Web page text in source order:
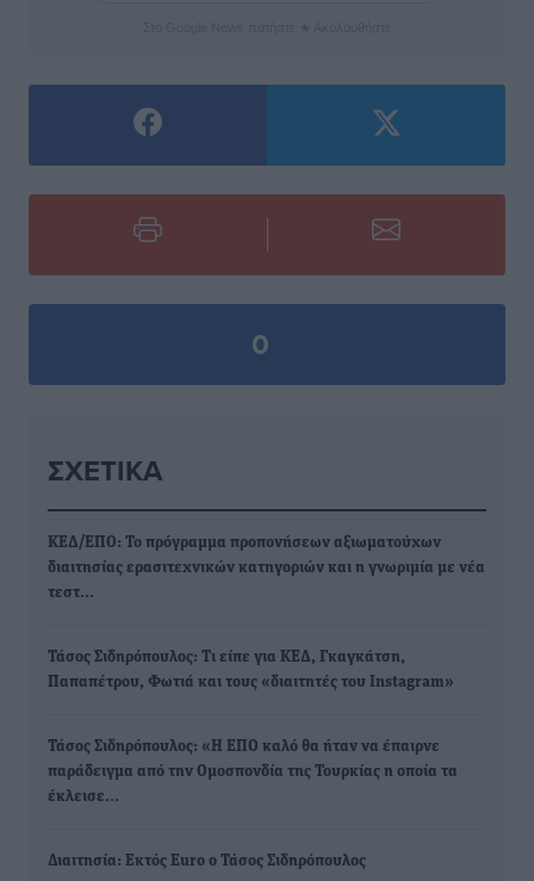
0
ΣΧΕΤΙΚΆ
ΚΕΔ/ΕΠΟ: Το πρόγραμμα προπονήσεων αξιωματούχων
διαιτησίας ερασιτεχνικών κατηγοριών και η γνωριμία με νέα
τεστ…
Τάσος Σιδηρόπουλος: Τι είπε για ΚΕΔ, Γκαγκάτση,
Παπαπέτρου, Φωτιά και τους «διαιτητές του Instagram»
Τάσος Σιδηρόπουλος: «Η ΕΠΟ καλό θα ήταν να έπαιρνε
παράδειγμα από την Ομοσπονδία της Τουρκίας η οποία τα
έκλεισε…
Διαιτησία: Εκτός Euro ο Τάσος Σιδηρόπουλος